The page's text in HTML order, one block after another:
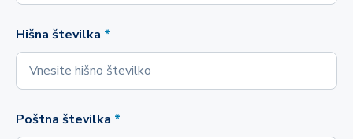
Hišna številka *
Poštna številka *